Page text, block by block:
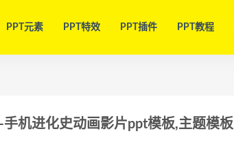
PPT元素 PPT特效 PPT插件 PPT教程
机进化史动画影片ppt模板,主题模板